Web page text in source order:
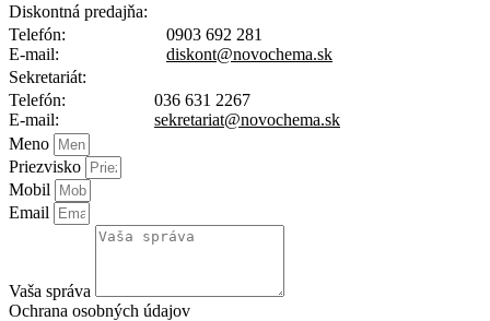
Diskontná predajňa:
Telefón:
E-mail:
0903 692 281
diskont@novochema.sk
Sekretariát:
Telefón:
E-mail:
036 631 2267
sekretariat@novochema.sk
Meno
Priezvisko
Mobil
Email
Vaša správa
Ochrana osobných údajov